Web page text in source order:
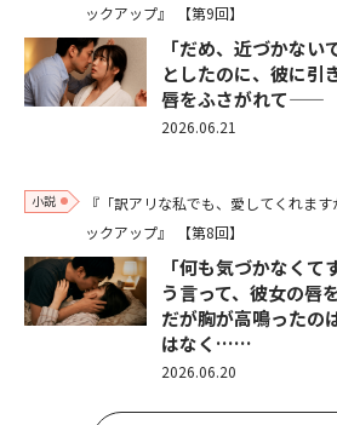
ックアップ』
【第9回】
「だめ、近づかない
としたのに、彼に
唇をふさがれて——
2026.06.21
小説
『「訳アリな私でも、愛してくれま
ックアップ』
【第8回】
「何も気づかなく
う言って、彼女の唇
だが胸が高鳴ったの
はなく……
2026.06.20